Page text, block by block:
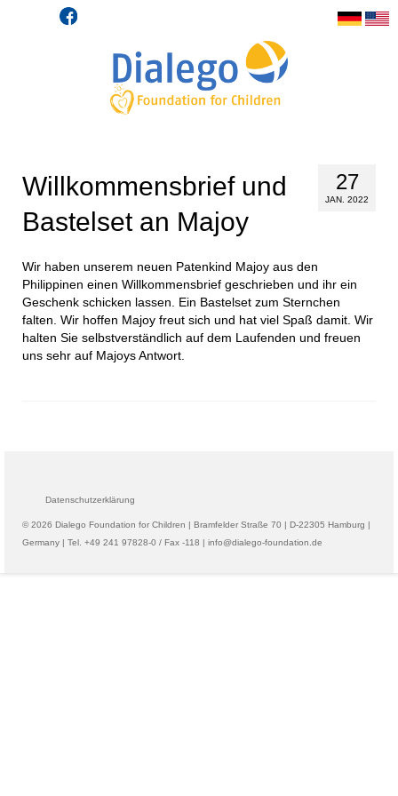
27
JAN. 2022
Willkommensbrief und
Bastelset an Majoy
Wir haben unserem neuen Patenkind Majoy aus den
Philippinen einen Willkommensbrief geschrieben und ihr ein
Geschenk schicken lassen. Ein Bastelset zum Sternchen
falten. Wir hoffen Majoy freut sich und hat viel Spaß damit. Wir
halten Sie selbstverständlich auf dem Laufenden und freuen
uns sehr auf Majoys Antwort.
Datenschutzerklärung
© 2026 Dialego Foundation for Children | Bramfelder Straße 70 | D-22305 Hamburg |
Germany | Tel. +49 241 97828-0 / Fax -118 | info@dialego-foundation.de